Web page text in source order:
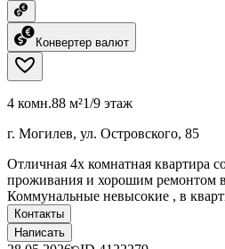
Конвертер валют
4 комн.88 м²1/9 этаж
г. Могилев, ул. Островского, 85
Отличная 4х комнатная квартира
проживания и хорошим ремонтом
Коммунальные невысокие , в
Контакты
Написать